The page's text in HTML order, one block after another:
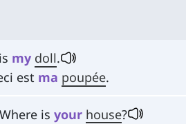
my doll.
est ma poupée.
is your house?